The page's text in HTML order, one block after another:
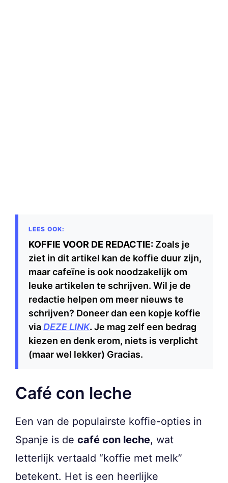
KOFFIE VOOR DE REDACTIE: Zoals je
ziet in dit artikel kan de koffie duur zijn,
maar cafeïne is ook noodzakelijk om
leuke artikelen te schrijven. Wil je de
redactie helpen om meer nieuws te
schrijven? Doneer dan een kopje koffie
viaDEZE LINK. Je mag zelf een bedrag
kiezen en denk erom, niets is verplicht
(maar wel lekker) Gracias.
Café con leche
Een van de populairste koffie-opties in
Spanje is de café con leche, wat
letterlijk vertaald “koffie met melk”
betekent. Het is een heerlijke